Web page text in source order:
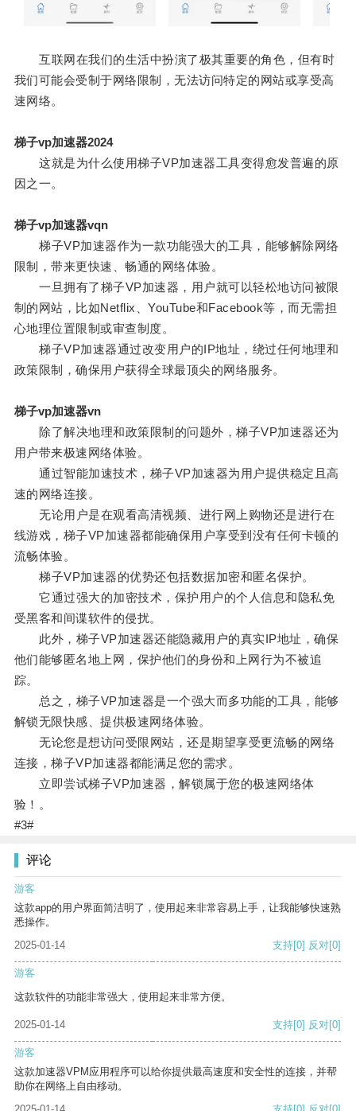
互联网在我们的生活中扮演了极其重要的角色，但有时
我们可能会受制于网络限制，无法访问特定的网站或享受高
速网络。
梯子vp加速器2024
这就是为什么使用梯子VP加速器工具变得愈发普遍的原
因之一。
梯子vp加速器vqn
梯子VP加速器作为一款功能强大的工具，能够解除网络
限制，带来更快速、畅通的网络体验。
一旦拥有了梯子VP加速器，用户就可以轻松地访问被限
制的网站，比如Netflix、YouTube和Facebook等，而无需担
心地理位置限制或审查制度。
梯子VP加速器通过改变用户的IP地址，绕过任何地理和
政策限制，确保用户获得全球最顶尖的网络服务。
梯子vp加速器vn
除了解决地理和政策限制的问题外，梯子VP加速器还为
用户带来极速网络体验。
通过智能加速技术，梯子VP加速器为用户提供稳定且高
速的网络连接。
无论用户是在观看高清视频、进行网上购物还是进行在
线游戏，梯子VP加速器都能确保用户享受到没有任何卡顿的
流畅体验。
梯子VP加速器的优势还包括数据加密和匿名保护。
它通过强大的加密技术，保护用户的个人信息和隐私免
受黑客和间谍软件的侵扰。
此外，梯子VP加速器还能隐藏用户的真实IP地址，确保
他们能够匿名地上网，保护他们的身份和上网行为不被追
踪。
总之，梯子VP加速器是一个强大而多功能的工具，能够
解锁无限快感、提供极速网络体验。
无论您是想访问受限网站，还是期望享受更流畅的网络
连接，梯子VP加速器都能满足您的需求。
立即尝试梯子VP加速器，解锁属于您的极速网络体
验！。
#3#
评论
游客
这款app的用户界面简洁明了，使用起来非常容易上手，让我能够快速熟
悉操作。
2025-01-14
支持[0] 反对[0]
游客
这款软件的功能非常强大，使用起来非常方便。
2025-01-14 支持[0] 反对[0]
游客
这款加速器VPM应用程序可以给你提供最高速度和安全性的连接，并帮
助你在网络上自由移动。